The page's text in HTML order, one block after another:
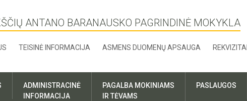
ANTANO BARANAUSKO PAGRINDINĖ MOKYKLA
TEISINĖ INFORMACIJA ASMENS DUOMENŲ APSAUGA REKVIZITAI
ADMINISTRACINĖ
INFORMACIJA
PAGALBA MOKINIAMS
IR TĖVAMS
PASLAUGOS